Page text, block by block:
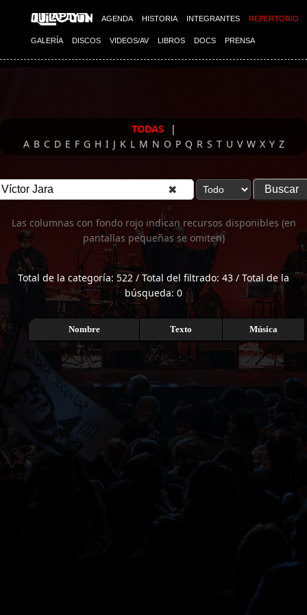
AGENDA HISTORIA INTEGRANTES REPERTORIO
GALERÍA DISCOS VIDEOS/AV LIBROS DOCS PRENSA
Imagen 01
TODAS
|
A B C D E F G H I J K L M N O P Q R S T U V W X Y Z
✖
Las columnas con fondo rojo indican recursos disponibles (en
pantallas pequeñas se omiten)
Total de la categoría: 522 / Total del filtrado: 43 / Total de la
búsqueda: 0
Nombre Texto Música